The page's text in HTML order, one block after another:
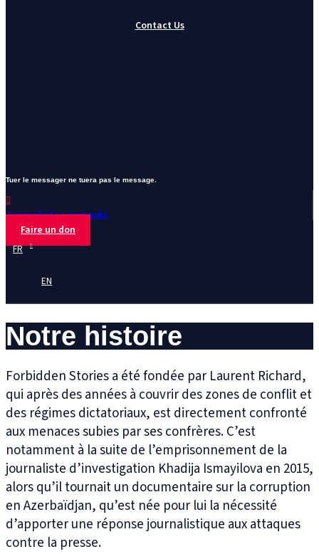
Contact Us
Tuer le messager ne tuera pas le message.
Journalistes menacés
Faire un don
FR
EN
Notre histoire
Forbidden Stories a été fondée par Laurent Richard,
qui après des années à couvrir des zones de conflit et
des régimes dictatoriaux, est directement confronté
aux menaces subies par ses confrères. C’est
notamment à la suite de l’emprisonnement de la
journaliste d’investigation Khadija Ismayilova en 2015,
alors qu’il tournait un documentaire sur la corruption
en Azerbaïdjan, qu’est née pour lui la nécessité
d’apporter une réponse journalistique aux attaques
contre la presse.